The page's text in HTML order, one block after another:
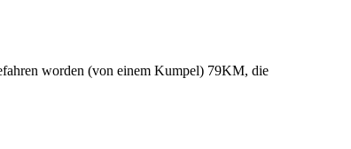
worden (von einem Kumpel) 79KM, die